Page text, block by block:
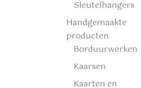
Sleutelhangers
Handgemaakte
producten
Borduurwerken
Kaarsen
Kaarten en